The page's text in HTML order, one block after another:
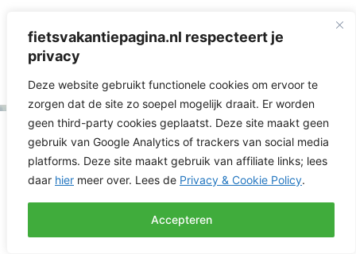
fietsvakantiepagina.nl respecteert je
privacy
Deze website gebruikt functionele cookies om ervoor te
zorgen dat de site zo soepel mogelijk draait. Er worden
geen third-party cookies geplaatst. Deze site maakt geen
gebruik van Google Analytics of trackers van social media
platforms. Deze site maakt gebruik van affiliate links; lees
daar hier meer over. Lees de Privacy & Cookie Policy.
Accepteren
Fietsen in Zweden